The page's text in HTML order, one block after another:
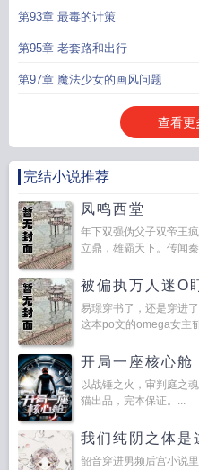
第93章 最毒的计策
第95章 老套路和出行
第97章 魔法少女的画风问题
查看更
完结小说推荐
凤鸣西堂
年下双强伪父子双帝王
立鼎，雄霸天下。传闻
被偏执万人迷O
易璟穿书了，还是穿进
这本po文的omega女主
开局一座核心舱
以战锤之火，审判庭之
猫出品，完本保证。...
我们纯阴之体是
韶音穿进男频后宫小说